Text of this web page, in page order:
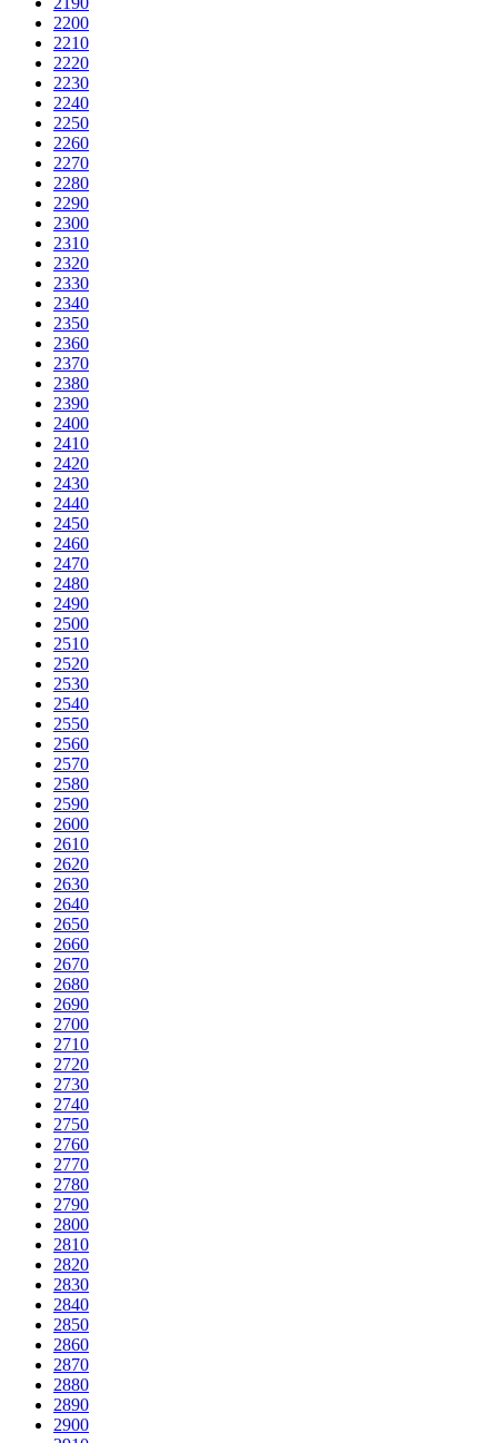
2200
2210
2220
2230
2240
2250
2260
2270
2280
2290
2300
2310
2320
2330
2340
2350
2360
2370
2380
2390
2400
2410
2420
2430
2440
2450
2460
2470
2480
2490
2500
2510
2520
2530
2540
2550
2560
2570
2580
2590
2600
2610
2620
2630
2640
2650
2660
2670
2680
2690
2700
2710
2720
2730
2740
2750
2760
2770
2780
2790
2800
2810
2820
2830
2840
2850
2860
2870
2880
2890
2900